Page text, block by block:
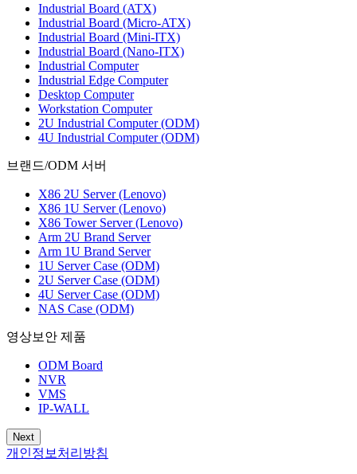
Industrial Board (ATX)
Industrial Board (Micro-ATX)
Industrial Board (Mini-ITX)
Industrial Board (Nano-ITX)
Industrial Computer
Industrial Edge Computer
Desktop Computer
Workstation Computer
2U Industrial Computer (ODM)
4U Industrial Computer (ODM)
브랜드/ODM 서버
X86 2U Server (Lenovo)
X86 1U Server (Lenovo)
X86 Tower Server (Lenovo)
Arm 2U Brand Server
Arm 1U Brand Server
1U Server Case (ODM)
2U Server Case (ODM)
4U Server Case (ODM)
NAS Case (ODM)
영상보안 제품
ODM Board
NVR
VMS
IP-WALL
Next
개인정보처리방침